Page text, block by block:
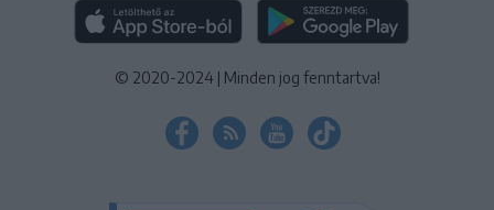
© 2020-2024 | Minden jog fenntartva!